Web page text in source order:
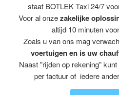
staat BOTLEK Taxi 24/7
Voor al onzezakelijke
altijd 10 minuten
Zoals u van ons mag
voertuigen en is uw
Naast ”rijden op rekening”
per factuur of iedere